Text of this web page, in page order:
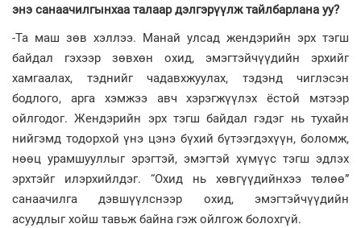
энэ санаачилгынхаа талаар дэлгэрүүлж тайлбарлана уу?
-Та маш зөв хэллээ. Манай улсад жендэрийн эрх тэгш
байдал гэхээр зөвхөн охид, эмэгтэйчүүдийн эрхийг
хамгаалах, тэднийг чадавхжуулах, тэдэнд чиглэсэн
бодлого, арга хэмжээ авч хэрэгжүүлэх ёстой мэтээр
ойлгодог. Жендэрийн эрх тэгш байдал гэдэг нь тухайн
нийгэмд тодорхой үнэ цэнэ бүхий бүтээгдэхүүн, боломж,
нөөц урамшууллыг эрэгтэй, эмэгтэй хүмүүс тэгш эдлэх
эрхтэйг илэрхийлдэг. “Охид нь хөвгүүдийнхээ төлөө”
санаачилга дэвшүүлснээр охид, эмэгтэйчүүдийн
асуудлыг хойш тавьж байна гэж ойлгож болохгүй.